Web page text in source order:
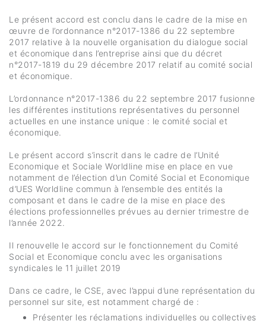
Le présent accord est conclu dans le cadre de la mise en
œuvre de l’ordonnance n°2017-1386 du 22 septembre
2017 relative à la nouvelle organisation du dialogue social
et économique dans l’entreprise ainsi que du décret
n°2017-1819 du 29 décembre 2017 relatif au comité social
et économique.
L’ordonnance n°2017-1386 du 22 septembre 2017 fusionne
les différentes institutions représentatives du personnel
actuelles en une instance unique : le comité social et
économique.
Le présent accord s’inscrit dans le cadre de l’Unité
Economique et Sociale Worldline mise en place en vue
notamment de l’élection d’un Comité Social et Economique
d’UES Worldline commun à l’ensemble des entités la
composant et dans le cadre de la mise en place des
élections professionnelles prévues au dernier trimestre de
l’année 2022.
Il renouvelle le accord sur le fonctionnement du Comité
Social et Economique conclu avec les organisations
syndicales le 11 juillet 2019
Dans ce cadre, le CSE, avec l’appui d’une représentation du
personnel sur site, est notamment chargé de :
Présenter les réclamations individuelles ou collectives